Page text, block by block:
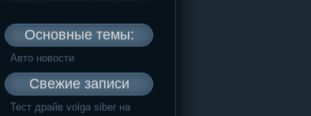
Основные темы:
Авто новости
Свежие записи
Тест драйв volga siber на